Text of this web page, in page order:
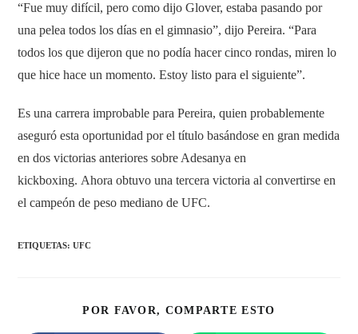
“Fue muy difícil, pero como dijo Glover, estaba pasando por
una pelea todos los días en el gimnasio”, dijo Pereira. “Para
todos los que dijeron que no podía hacer cinco rondas, miren lo
que hice hace un momento. Estoy listo para el siguiente”.
Es una carrera improbable para Pereira, quien probablemente
aseguró esta oportunidad por el título basándose en gran medida
en dos victorias anteriores sobre Adesanya en
kickboxing. Ahora obtuvo una tercera victoria al convertirse en
el campeón de peso mediano de UFC.
ETIQUETAS:UFC
POR FAVOR, COMPARTE ESTO